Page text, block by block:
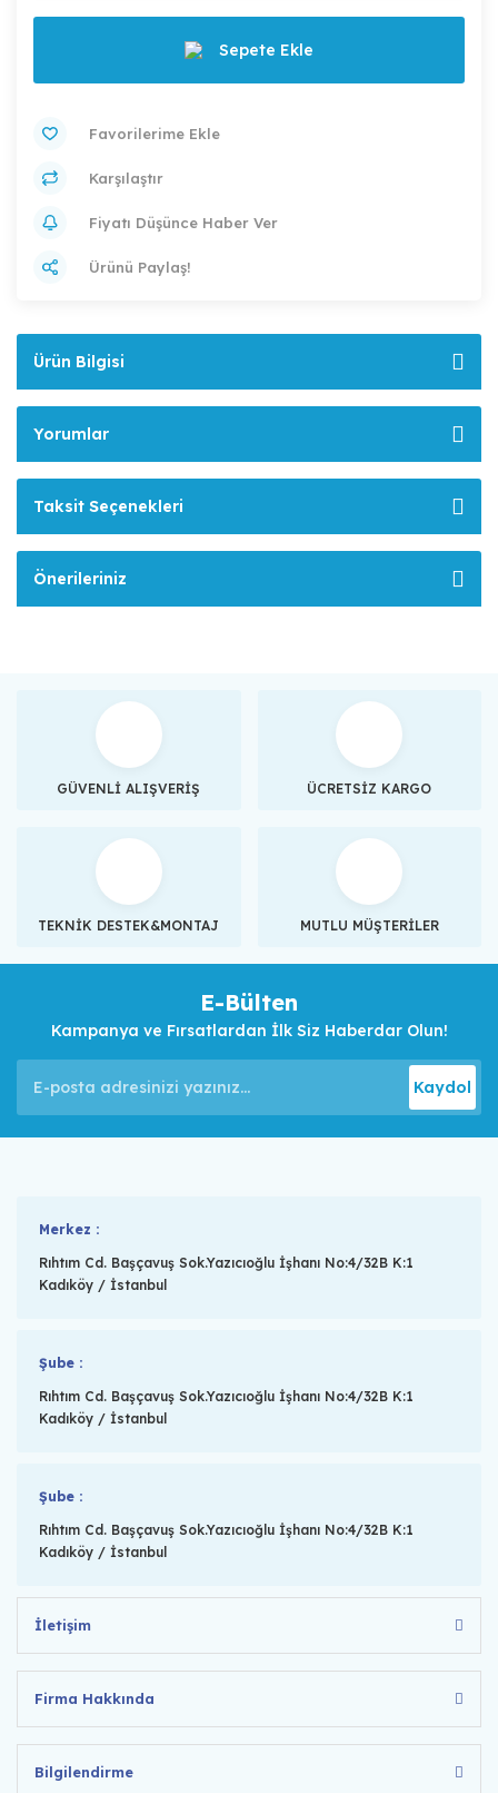
Sepete Ekle
Karşılaştır
Fiyatı Düşünce Haber Ver
Ürünü Paylaş!
Ürün Bilgisi
Yorumlar
Taksit Seçenekleri
Önerileriniz
GÜVENLİ ALIŞVERİŞ ÜCRETSİZ KARGO
TEKNİK DESTEK&MONTAJ MUTLU MÜŞTERİLER
E-Bülten
Kampanya ve Fırsatlardan İlk Siz Haberdar Olun!
Kaydol
Merkez :
Rıhtım Cd. Başçavuş Sok.Yazıcıoğlu İşhanı No:4/32B K:1
Kadıköy / İstanbul
Şube :
Rıhtım Cd. Başçavuş Sok.Yazıcıoğlu İşhanı No:4/32B K:1
Kadıköy / İstanbul
Şube :
Rıhtım Cd. Başçavuş Sok.Yazıcıoğlu İşhanı No:4/32B K:1
Kadıköy / İstanbul
İletişim
Firma Hakkında
Bilgilendirme